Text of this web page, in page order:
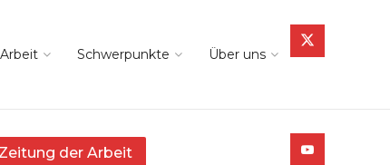
Schwerpunkte Über uns
Zeitung der Arbeit